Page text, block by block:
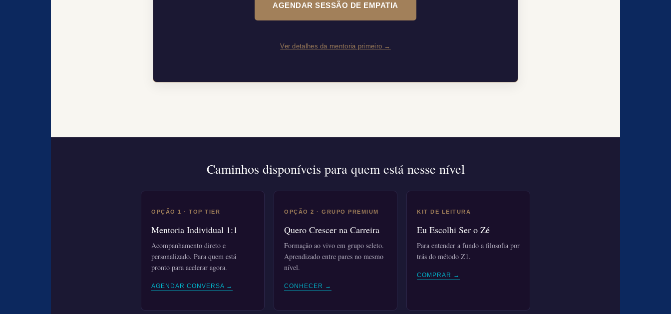
AGENDAR SESSÃO DE EMPATIA
Ver detalhes da mentoria primeiro →
Caminhos disponíveis para quem está nesse nível
OPÇÃO 1 · TOP TIER
Mentoria Individual 1:1
Acompanhamento direto e
personalizado. Para quem está
pronto para acelerar agora.
AGENDAR CONVERSA →
OPÇÃO 2 · GRUPO PREMIUM
Quero Crescer na Carreira
Formação ao vivo em grupo seleto.
Aprendizado entre pares no mesmo
nível.
CONHECER →
KIT DE LEITURA
Eu Escolhi Ser o Zé
Para entender a fundo a filosofia por
trás do método Z1.
COMPRAR →